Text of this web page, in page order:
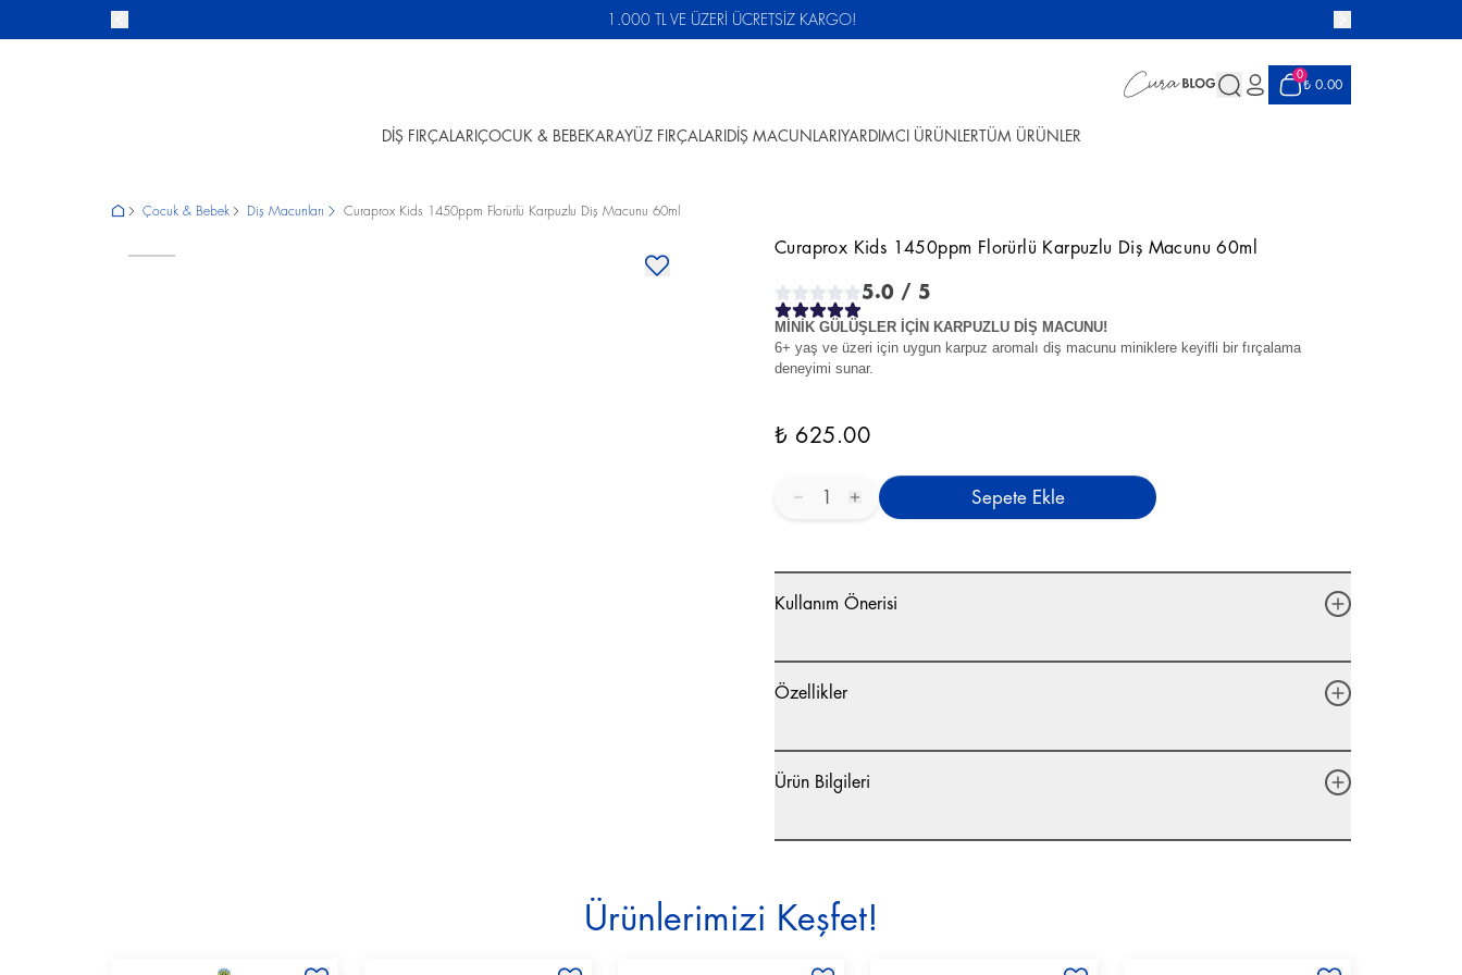
1.000 TL VE ÜZERİ ÜCRETSİZ KARGO!
DİŞ FIRÇALARI ÇOCUK & BEBEKARAYÜZ FIRÇALARI DİŞ MACUNLARI YARDIMCI ÜRÜNLER TÜM ÜRÜNLER
0
₺ 0.00
Çocuk & Bebek Diş Macunları Curaprox Kids 1450ppm Florürlü Karpuzlu Diş Macunu 60ml
Curaprox Kids 1450ppm Florürlü Karpuzlu Diş Macunu 60ml
5.0 / 5
MİNİK GÜLÜŞLER İÇİN KARPUZLU DİŞ MACUNU!
6+ yaş ve üzeri için uygun karpuz aromalı diş macunu miniklere keyifli bir fırçalama
deneyimi sunar.
₺ 625.00
1 Sepete Ekle
Kullanım Önerisi
Özellikler
Ürün Bilgileri
Ürünlerimizi Keşfet!